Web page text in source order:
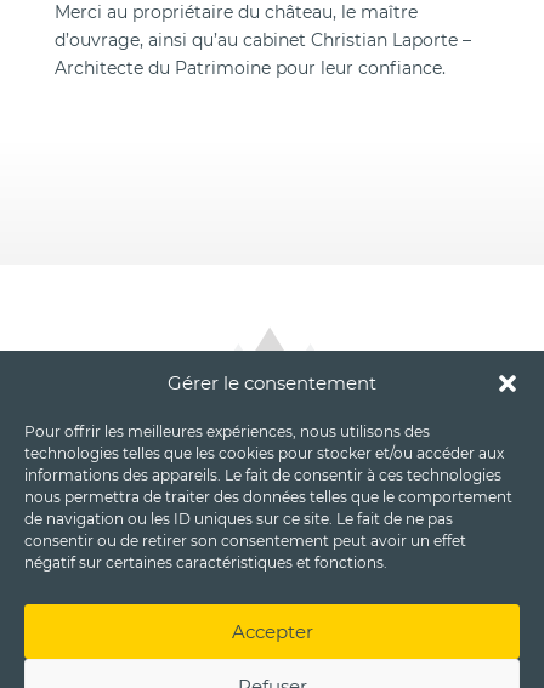
Gérer le consentement
Pour offrir les meilleures expériences, nous utilisons des
technologies telles que les cookies pour stocker et/ou accéder aux
informations des appareils. Le fait de consentir à ces technologies
nous permettra de traiter des données telles que le comportement
de navigation ou les ID uniques sur ce site. Le fait de ne pas
consentir ou de retirer son consentement peut avoir un effet
négatif sur certaines caractéristiques et fonctions.
Accepter
Merci au propriétaire du château, le maître
d’ouvrage, ainsi qu’au cabinet Christian Laporte –
Architecte du Patrimoine pour leur confiance.